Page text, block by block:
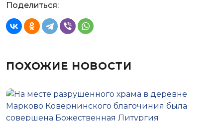
Поделиться:
ПОХОЖИЕ НОВОСТИ